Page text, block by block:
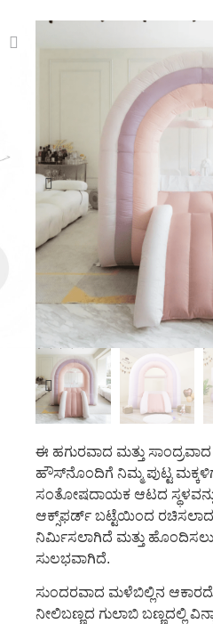
ಈ ಹಗುರವಾದ ಮತ್ತು
ಹೌಸ್‌ನೊಂದಿಗೆ ನಿಮ್ಮ ಪುಟ್ಟ
ಸಂತೋಷದಾಯಕ ಆಟದ
ಆಕ್ಸ್‌ಫರ್ಡ್ ಬಟ್ಟೆಯಿಂದ ರಚಿಸಲಾದ
ನಿರ್ಮಿಸಲಾಗಿದೆ ಮತ್ತು ಹೊಂದಿಸಲು
ಸುಲಭವಾಗಿದೆ.
ಸುಂದರವಾದ ಮಳೆಬಿಲ್ಲಿನ
ನೀಲಿಬಣ್ಣದ ಗುಲಾಬಿ ಬಣ್ಣದಲ್ಲಿ